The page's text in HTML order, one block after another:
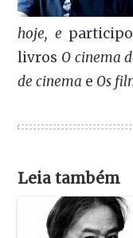
hoje, e
livros O cinema
de cinema e Os
Leia também